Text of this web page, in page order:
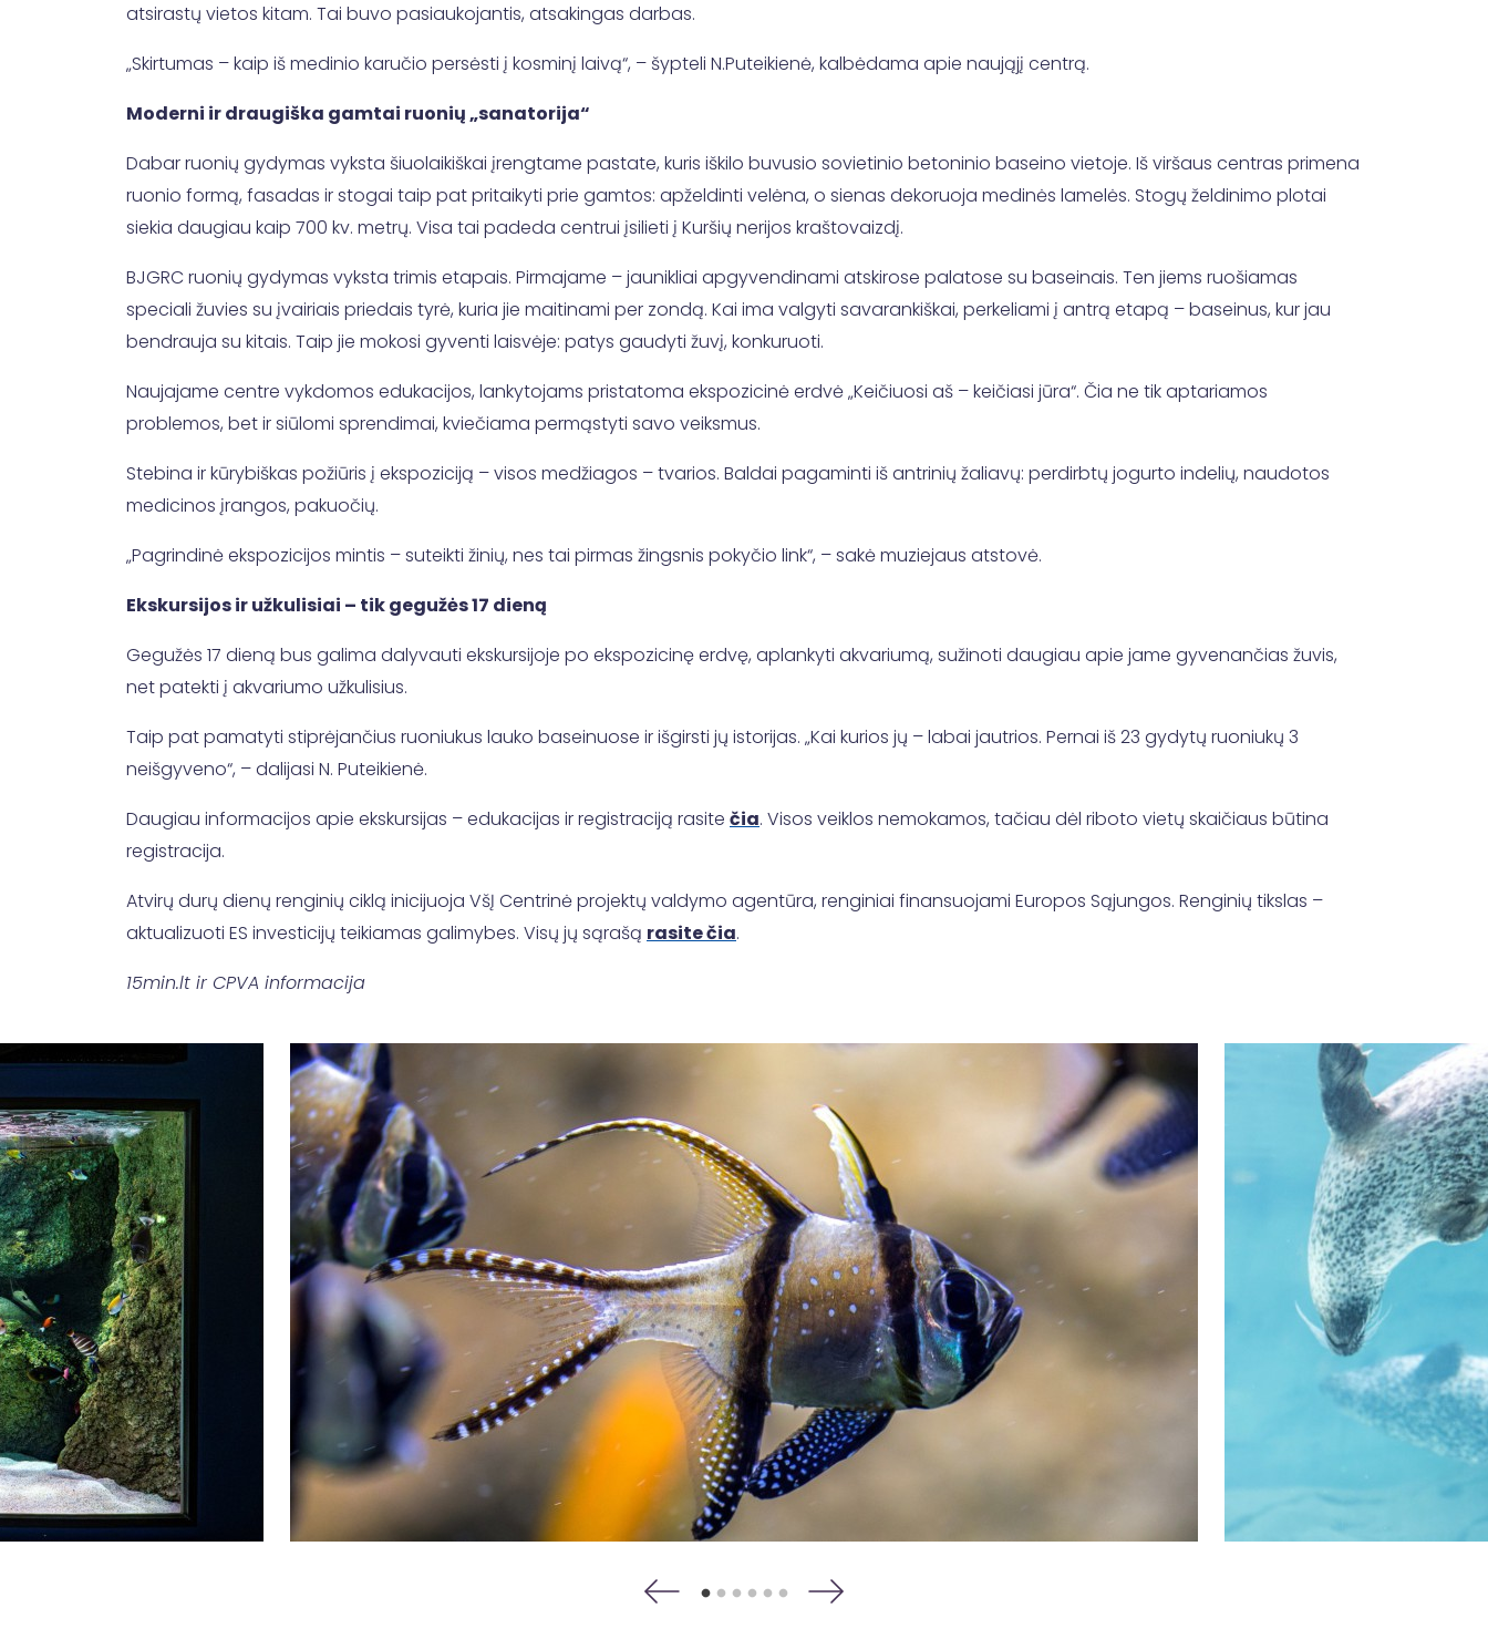
atsirastų vietos kitam. Tai buvo pasiaukojantis, atsakingas darbas.
„Skirtumas – kaip iš medinio karučio persėsti į kosminį laivą“, – šypteli N.Puteikienė, kalbėdama apie naująjį centrą.
Moderni ir draugiška gamtai ruonių „sanatorija“
Dabar ruonių gydymas vyksta šiuolaikiškai įrengtame pastate, kuris iškilo buvusio sovietinio betoninio baseino vietoje. Iš viršaus centras primena
ruonio formą, fasadas ir stogai taip pat pritaikyti prie gamtos: apželdinti velėna, o sienas dekoruoja medinės lamelės. Stogų želdinimo plotai
siekia daugiau kaip 700 kv. metrų. Visa tai padeda centrui įsilieti į Kuršių nerijos kraštovaizdį.
BJGRC ruonių gydymas vyksta trimis etapais. Pirmajame – jaunikliai apgyvendinami atskirose palatose su baseinais. Ten jiems ruošiamas
speciali žuvies su įvairiais priedais tyrė, kuria jie maitinami per zondą. Kai ima valgyti savarankiškai, perkeliami į antrą etapą – baseinus, kur jau
bendrauja su kitais. Taip jie mokosi gyventi laisvėje: patys gaudyti žuvį, konkuruoti.
Naujajame centre vykdomos edukacijos, lankytojams pristatoma ekspozicinė erdvė „Keičiuosi aš – keičiasi jūra“. Čia ne tik aptariamos
problemos, bet ir siūlomi sprendimai, kviečiama permąstyti savo veiksmus.
Stebina ir kūrybiškas požiūris į ekspoziciją – visos medžiagos – tvarios. Baldai pagaminti iš antrinių žaliavų: perdirbtų jogurto indelių, naudotos
medicinos įrangos, pakuočių.
„Pagrindinė ekspozicijos mintis – suteikti žinių, nes tai pirmas žingsnis pokyčio link“, – sakė muziejaus atstovė.
Ekskursijos ir užkulisiai – tik gegužės 17 dieną
Gegužės 17 dieną bus galima dalyvauti ekskursijoje po ekspozicinę erdvę, aplankyti akvariumą, sužinoti daugiau apie jame gyvenančias žuvis,
net patekti į akvariumo užkulisius.
Taip pat pamatyti stiprėjančius ruoniukus lauko baseinuose ir išgirsti jų istorijas. „Kai kurios jų – labai jautrios. Pernai iš 23 gydytų ruoniukų 3
neišgyveno“, – dalijasi N. Puteikienė.
Daugiau informacijos apie ekskursijas – edukacijas ir registraciją rasite čia. Visos veiklos nemokamos, tačiau dėl riboto vietų skaičiaus būtina
registracija.
Atvirų durų dienų renginių ciklą inicijuoja VšĮ Centrinė projektų valdymo agentūra, renginiai finansuojami Europos Sąjungos. Renginių tikslas –
aktualizuoti ES investicijų teikiamas galimybes. Visų jų sąrašą rasite čia.
15min.lt ir CPVA informacija